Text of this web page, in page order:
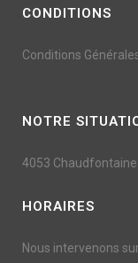
CONDITIONS
Conditions
NOTRE
4053 Chaudfontaine
HORAIRES
Nous intervenons